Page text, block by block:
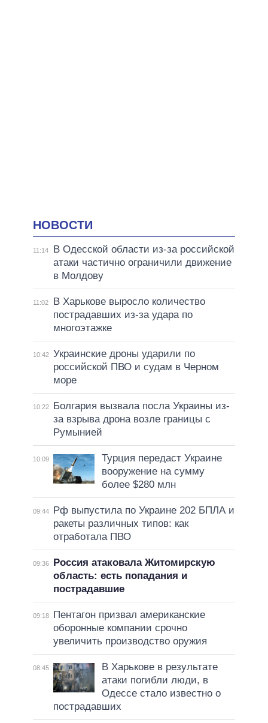
НОВОСТИ
11:14
В Одесской области из-за российской
атаки частично ограничили движение
в Молдову
11:02
В Харькове выросло количество
пострадавших из-за удара по
многоэтажке
10:42 Украинские дроны ударили по
российской ПВО и судам в Черном
море
10:22
Болгария вызвала посла Украины из-
за взрыва дрона возле границы с
Румынией
10:09
Турция передаст Украине
вооружение на сумму
более $280 млн
09:44
Рф выпустила по Украине 202 БПЛА и
ракеты различных типов: как
отработала ПВО
09:36
Россия атаковала Житомирскую
область: есть попадания и
пострадавшие
09:18
Пентагон призвал американские
оборонные компании срочно
увеличить производство оружия
08:45
В Харькове в результате
атаки погибли люди, в
Одессе стало известно о
пострадавших